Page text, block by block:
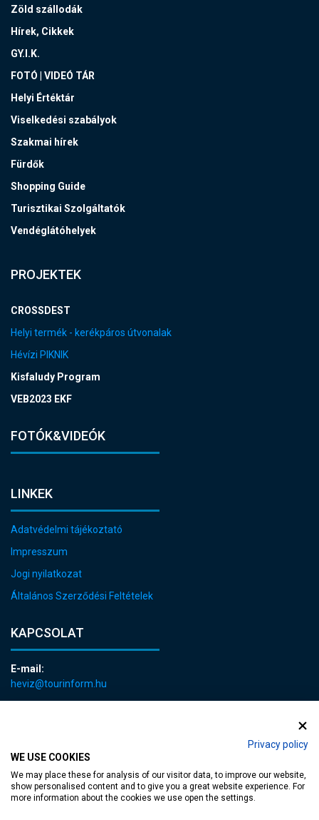
Privacy policy
WE USE COOKIES
We may place these for analysis of our visitor data, to improve our website,
show personalised content and to give you a great website experience. For
more information about the cookies we use open the settings.
Zöld szállodák
Hírek, Cikkek
GY.I.K.
FOTÓ | VIDEÓ TÁR
Helyi Értéktár
Viselkedési szabályok
Szakmai hírek
Fürdők
Shopping Guide
Turisztikai Szolgáltatók
Vendéglátóhelyek
PROJEKTEK
CROSSDEST
Helyi termék - kerékpáros útvonalak
Hévízi PIKNIK
Kisfaludy Program
VEB2023 EKF
FOTÓK&VIDEÓK
LINKEK
Adatvédelmi tájékoztató
Impresszum
Jogi nyilatkozat
Általános Szerződési Feltételek
KAPCSOLAT
E-mail:
heviz@tourinform.hu